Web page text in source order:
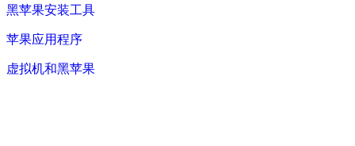
黑苹果安装工具
苹果应用程序
虚拟机和黑苹果